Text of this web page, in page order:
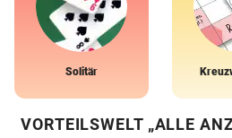
Solitär
VORTEILSWELT „ALLE